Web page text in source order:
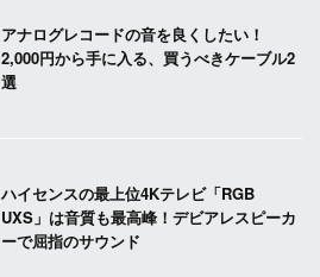
アナログレコードの音を良くしたい！
2,000円から手に入る、買うべきケーブル2
選
ハイセンスの最上位4Kテレビ「RGB
UXS」は音質も最高峰！デビアレスピーカ
ーで屈指のサウンド